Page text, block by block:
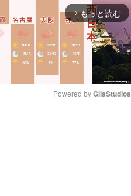
arrow_forward_ios もっと読む
u
Powered by GliaStudios